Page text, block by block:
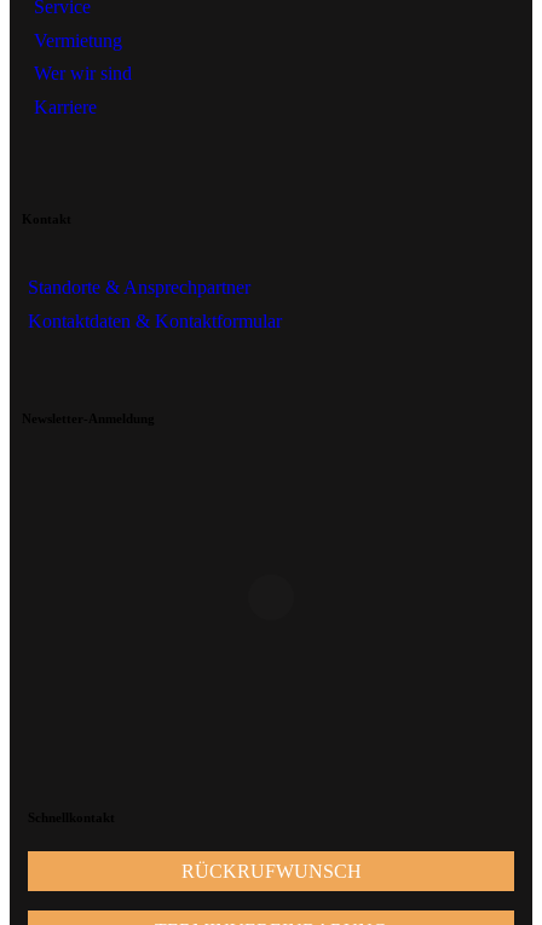
Service
Vermietung
Wer wir sind
Karriere
Standorte & Ansprechpartner
Kontaktdaten & Kontaktformular
RÜCKRUFWUNSCH